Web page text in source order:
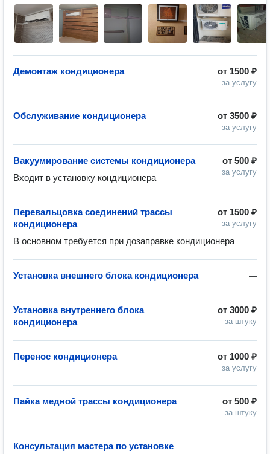
от 1500 ₽
за услугу
Демонтаж кондиционера
от 3500 ₽
за услугу
Обслуживание кондиционера
от 500 ₽
за услугу
Вакуумирование системы кондиционера
Входит в установку кондиционера
от 1500 ₽
за услугу
Перевальцовка соединений трассы
кондиционера
В основном требуется при дозаправке кондиционера
—
Установка внешнего блока кондиционера
от 3000 ₽
за штуку
Установка внутреннего блока
кондиционера
от 1000 ₽
за услугу
Перенос кондиционера
от 500 ₽
за штуку
Пайка медной трассы кондиционера
—
Консультация мастера по установке